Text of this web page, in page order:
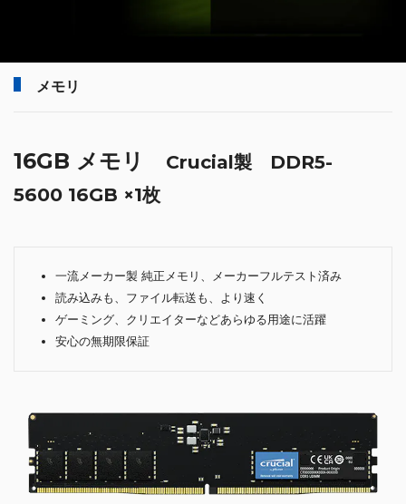
メモリ
16GB メモリ
Crucial製 DDR5-
5600 16GB ×1枚
一流メーカー製 純正メモリ、メーカーフルテスト済み
読み込みも、ファイル転送も、より速く
ゲーミング、クリエイターなどあらゆる用途に活躍
安心の無期限保証